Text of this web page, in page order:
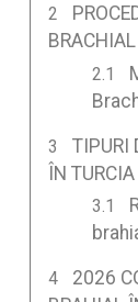
TIPURI
ÎN TURCIA
2026